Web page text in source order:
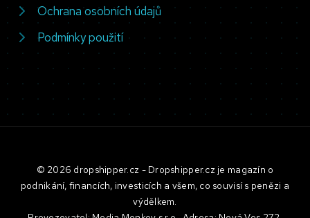
Ochrana osobních údajů
Podmínky použití
© 2026 dropshipper.cz - Dropshipper.cz je magazín o
podnikání, financích, investicích a všem, co souvisí s penězi a
výdělkem.